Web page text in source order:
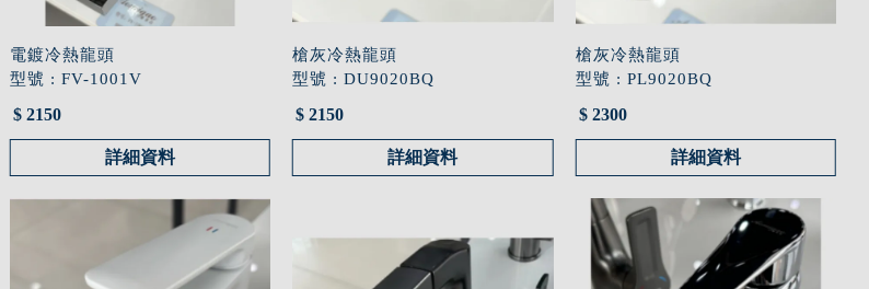
電鍍冷熱龍頭
型號 : FV-1001V
$ 2150
詳細資料
槍灰冷熱龍頭
型號 : DU9020BQ
$ 2150
詳細資料
槍灰冷熱龍頭
型號 : PL9020BQ
$ 2300
詳細資料